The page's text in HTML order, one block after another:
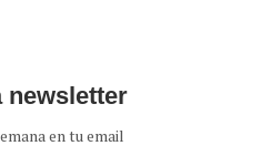
newsletter
en tu email